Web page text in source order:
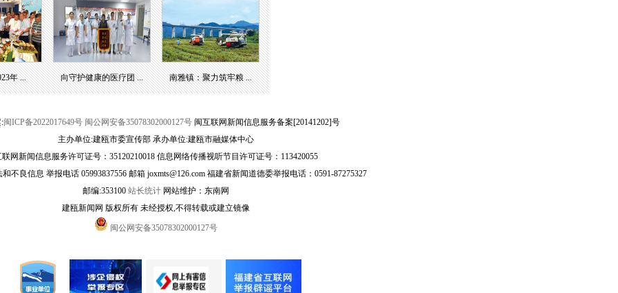
年 ... 向守护健康的医疗团 ... 南雅镇：聚力筑牢粮 ...
闽ICP备2022017649号 闽公网安备35078302000127号闽互联网新闻信息服务备案[20141202]号
主办单位:建瓯市委宣传部 承办单位:建瓯市融媒体中心
联网新闻信息服务许可证号：35120210018 信息网络传播视听节目许可证号：113420055
不良信息 举报电话 05993837556 邮箱 joxmts@126.com 福建省新闻道德委举报电话：0591-87275327
邮编:353100 站长统计网站维护：东南网
建瓯新闻网 版权所有 未经授权,不得转载或建立镜像
闽公网安备35078302000127号